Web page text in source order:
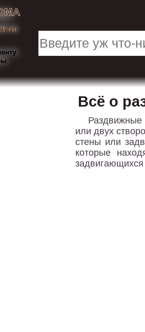
Всё о
Раздвижные
или двух
стены или
которые